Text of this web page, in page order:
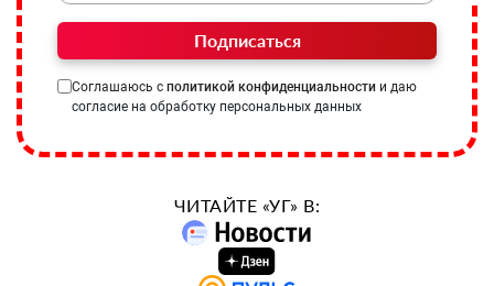
Подписаться
Соглашаюсь с политикой конфиденциальности и даю
согласие на обработку персональных данных
ЧИТАЙТЕ «УГ» В: